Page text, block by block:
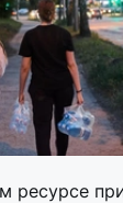
ресурсе